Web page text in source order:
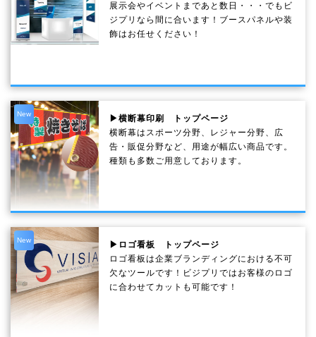
展示会やイベントまであと数日・・・でもビ
ジプリなら間に合います！ブースパネルや装
飾はお任せください！
New
▶横断幕印刷 トップページ
横断幕はスポーツ分野、レジャー分野、広
告・販促分野など、用途が幅広い商品です。
種類も多数ご用意しております。
New
▶ロゴ看板 トップページ
ロゴ看板は企業ブランディングにおける不可
欠なツールです！ビジプリではお客様のロゴ
に合わせてカットも可能です！